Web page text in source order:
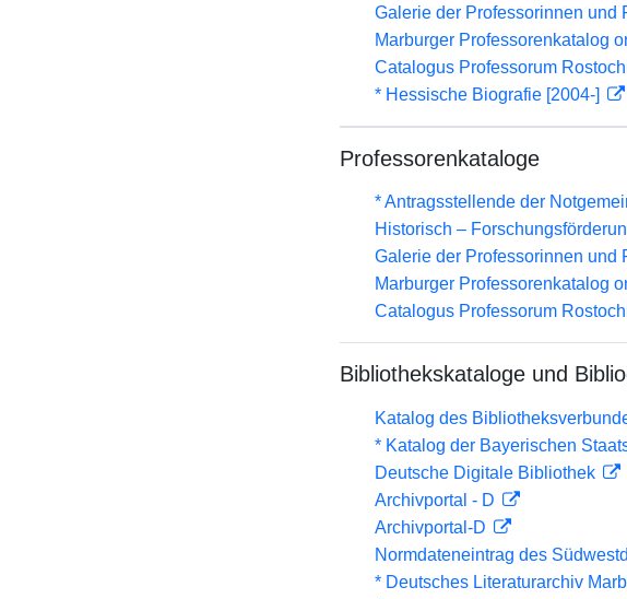
Galerie der Professorinnen und
Marburger Professorenkatalog
Catalogus Professorum
* Hessische Biografie [2004-]
Professorenkataloge
* Antragsstellende der
Historisch –
Galerie der Professorinnen und
Marburger Professorenkatalog
Catalogus Professorum
Bibliothekskataloge und
Katalog des
* Katalog der Bayerischen
Deutsche Digitale Bibliothek
Archivportal - D
Archivportal-D
Normdateneintrag des
* Deutsches Literaturarchiv